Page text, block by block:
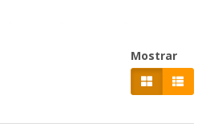
Mostrar